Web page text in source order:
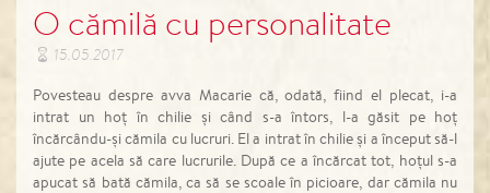
O cămilă cu personalitate
15.05.2017
Povesteau despre avva Macarie că, odată, fiind el plecat, i-a
intrat un hoț în chilie și când s-a întors, l-a găsit pe hoț
încărcându-și cămila cu lucruri. El a intrat în chilie și a început să-l
ajute pe acela să care lucrurile. După ce a încărcat tot, hoțul s-a
apucat să bată cămila, ca să se scoale în picioare, dar cămila nu